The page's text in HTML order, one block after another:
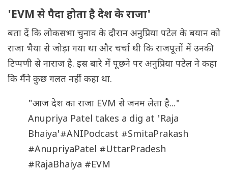
'EVM से पैदा होता है देश के राजा'
बता दें कि लोकसभा चुनाव के दौरान अनुप्रिया पटेल के बयान को
राजा भैया से जोड़ा गया था और चर्चा थी कि राजपूतों में उनकी
टिप्पणी से नाराज है. इस बारे में पूछने पर अनुप्रिया पटेल ने कहा
कि मैंने कुछ गलत नहीं कहा था.
"आज देश का राजा EVM से जनम लेता है..."
Anupriya Patel takes a dig at 'Raja
Bhaiya'#ANIPodcast #SmitaPrakash
#AnupriyaPatel #UttarPradesh
#RajaBhaiya #EVM